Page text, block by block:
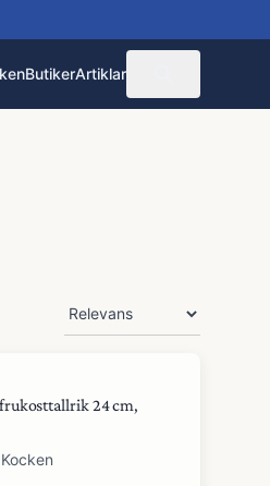
ButikerArtiklar
24 cm,